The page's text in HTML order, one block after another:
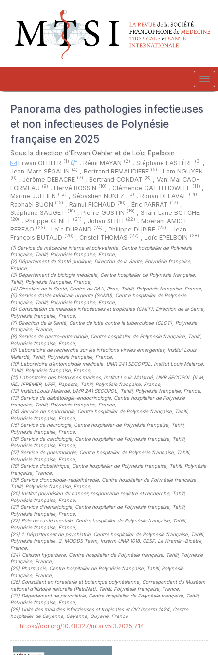
##plugins.themes.novelty.accessible_menu.main_navigation##
##plugins.themes.novelty.accessible_menu.main_content##
##plugins.themes.novelty.accessible_menu.sidebar##
Panorama des pathologies infectieuses
et non infectieuses de Polynésie
française en 2025
Sous la direction d’Erwan Oehler et de Loïc Epelboin
Erwan OEHLER (1) , Rémi MAYAN (2) , Stéphane LASTÈRE (3) ,
Jean-Marc SÉGALIN (4) , Bertrand REMAUDIÈRE (5) , Lam NGUYEN
(6) , Jérôme DEBACRE (7) , Bertrand CONDAT (8) , Van-Mai CAO-
LORMEAU (9) , Hervé BOSSIN (10) , Clémence GATTI HOWELL (11) ,
Marine JULLIEN (12) , Sébastien NUNEZ (13) , Ronan DELAVAL (14) ,
Raphaël BUON (15) , Rainui RICHAUD (16) , Éric PARRAT (17) ,
Stéphane SAUGET (18) , Pierre GUSTIN (19) , Shari-Lane BOTCHE
(20) , Philippe GENET (21) , Johan SEBTI (22) , Moerani AMIOT-
REREAO (23) , Loïc DURAND (24) , Philippe DUPIRE (25) , Jean-
François BUTAUD (26) , Cristel THOMAS (27) , Loïc EPELBOIN (28)
(1) Service de médecine interne et polyvalente, Centre hospitalier de Polynésie
française, Tahiti, Polynésie française, France,
(2) Département de Santé publique, Direction de la Santé, Polynésie française,
France,
(3) Département de biologie médicale, Centre hospitalier de Polynésie française,
Tahiti, Polynésie française, France,
(4) Direction de la Santé, Centre du RAA, Pirae, Tahiti, Polynésie française, France,
(5) Service d’aide médicale urgente (SAMU), Centre hospitalier de Polynésie
française, Tahiti, Polynésie française, France,
(6) Consultation de maladies infectieuses et tropicales (CMIT), Direction de la Santé,
Polynésie française, France,
(7) Direction de la Santé, Centre de lutte contre la tuberculose (CLCT), Polynésie
française, France,
(8) Service de gastro-entérologie, Centre hospitalier de Polynésie française, Tahiti,
Polynésie française, France,
(9) Laboratoire de recherche sur les infections virales émergentes, Institut Louis
Malardé, Tahiti, Polynésie française, France,
(10) Laboratoire d’entomologie médicale, UMR 241 SECOPOL, Institut Louis Malardé,
Tahiti, Polynésie française, France,
(11) Laboratoire des biotoxines marines, Institut Louis Malardé, UMR SECOPOL (ILM,
IRD, IFREMER, UPF), Papeete, Tahiti, Polynésie française, France,
(12) Institut Louis Malardé, UMR 241 SECOPOL, Tahiti, Polynésie française, France,
(13) Service de diabétologie-endocrinologie, Centre hospitalier de Polynésie
française, Tahiti, Polynésie française, France,
(14) Service de néphrologie, Centre hospitalier de Polynésie française, Tahiti,
Polynésie française, France,
(15) Service de neurologie, Centre hospitalier de Polynésie française, Tahiti,
Polynésie française, France,
(16) Service de cardiologie, Centre hospitalier de Polynésie française, Tahiti,
Polynésie française, France,
(17) Service de pneumologie, Centre hospitalier de Polynésie française, Tahiti,
Polynésie française, France,
(18) Service d’obstétrique, Centre hospitalier de Polynésie française, Tahiti, Polynésie
française, France,
(19) Service d’oncologie-radiothérapie, Centre hospitalier de Polynésie française,
Tahiti, Polynésie française, France,
(20) Institut polynésien du cancer, responsable registre et recherche, Tahiti,
Polynésie française, France,
(21) Service d’hématologie, Centre hospitalier de Polynésie française, Tahiti,
Polynésie française, France,
(22) Pôle de santé mentale, Centre hospitalier de Polynésie française, Tahiti,
Polynésie française, France,
(23) 1. Département de psychiatrie, Centre hospitalier de Polynésie française, Tahiti,
Polynésie française. 2. MOODS Team, Inserm UMR 1018, CESP, Le Kremlin-Bicêtre,
France,
(24) Caisson hyperbare, Centre hospitalier de Polynésie française, Tahiti, Polynésie
française, France,
(25) Pharmacie, Centre hospitalier de Polynésie française, Tahiti, Polynésie
française, France,
(26) Consultant en foresterie et botanique polynésienne, Correspondant du Muséum
national d’histoire naturelle (PatriNat), Tahiti, Polynésie française, France,
(27) Département de psychiatrie, Centre hospitalier de Polynésie française, Tahiti,
Polynésie française, France,
(28) Unité des maladies infectieuses et tropicales et CIC Inserm 1424, Centre
hospitalier de Cayenne, Cayenne, Guyane, France
https://doi.org/10.48327/mtsi.v5i3.2025.714